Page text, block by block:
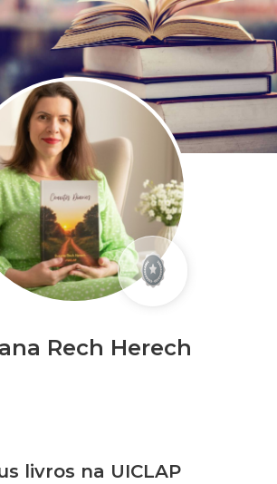
Rech Herech
livros na UICLAP